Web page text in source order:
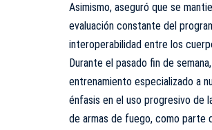
Asimismo, aseguró que se
evaluación constante del
interoperabilidad entre los
Durante el pasado fin de
entrenamiento especializado a
énfasis en el uso progresivo de
de armas de fuego, como parte